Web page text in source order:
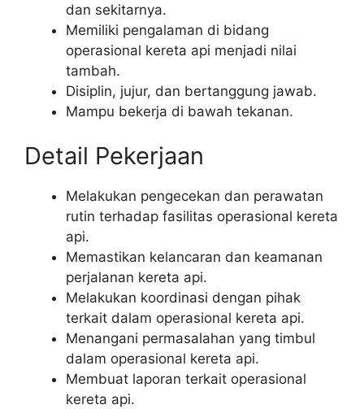
dan sekitarnya.
Memiliki pengalaman di bidang
operasional kereta api menjadi nilai
tambah.
Disiplin, jujur, dan bertanggung jawab.
Mampu bekerja di bawah tekanan.
Detail Pekerjaan
Melakukan pengecekan dan perawatan
rutin terhadap fasilitas operasional kereta
api.
Memastikan kelancaran dan keamanan
perjalanan kereta api.
Melakukan koordinasi dengan pihak
terkait dalam operasional kereta api.
Menangani permasalahan yang timbul
dalam operasional kereta api.
Membuat laporan terkait operasional
kereta api.